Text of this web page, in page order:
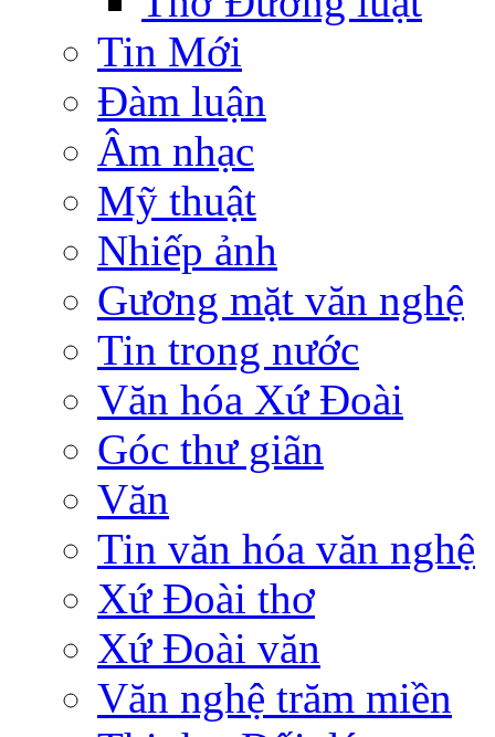
Tin Mới
Đàm luận
Âm nhạc
Mỹ thuật
Nhiếp ảnh
Gương mặt văn nghệ
Tin trong nước
Văn hóa Xứ Đoài
Góc thư giãn
Văn
Tin văn hóa văn nghệ
Xứ Đoài thơ
Xứ Đoài văn
Văn nghệ trăm miền